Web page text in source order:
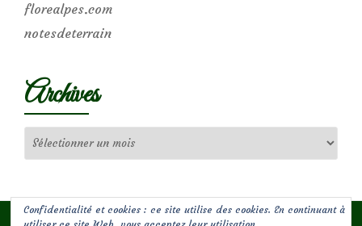
florealpes.com
notesdeterrain
Archives
Confidentialité et cookies : ce site utilise des cookies. En continuant à